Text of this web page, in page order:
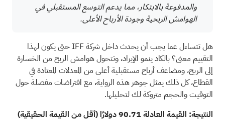
والمدفوعة بالابتكار، مما يدعم التوسع المستقبلي في
الهوامش الربحية وجودة الأرباح الأعلى.
هل تتساءل عما يجب أن يحدث داخل شركة IFF حتى يكون لهذا
التقييم معنى؟ بالكاد ينمو الإيراد، وتتحول هوامش الربح من الخسارة
إلى الربح، ومضاعف أرباح مستقبلية أعلى من المعدلات المعتادة في
القطاع، كل ذلك يمثل جوهر هذه الرواية، مع افتراضات مفصلة حول
التوقيت والحجم متروكة لك لتحليلها.
النتيجة: القيمة العادلة 90.71 دولارًا (أقل من القيمة الحقيقية)